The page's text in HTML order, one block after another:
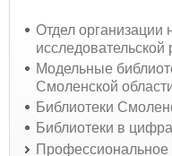
Отдел организации
исследовательской
Модельные
Смоленской
Библиотеки
Библиотеки в
Профессиональное